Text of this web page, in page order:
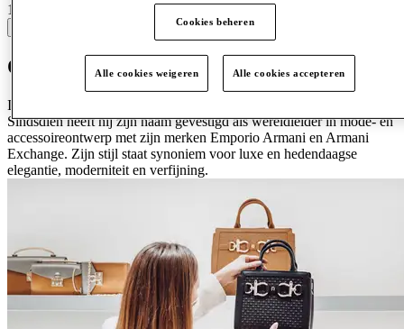
11 centres with stores
Ontdek Armani
In 1975 richtte Giorgio Armani zijn bedrijf op in Milaan.
Sindsdien heeft hij zijn naam gevestigd als wereldleider in mode- en
accessoireontwerp met zijn merken Emporio Armani en Armani
Exchange. Zijn stijl staat synoniem voor luxe en hedendaagse
elegantie, moderniteit en verfijning.
Cookies beheren
Alle cookies weigeren Alle cookies accepteren